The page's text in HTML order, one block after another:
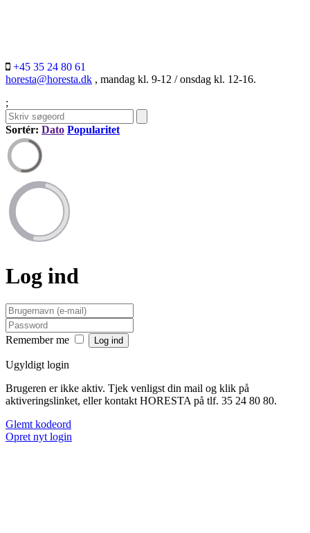
+45 35 24 80 61
horesta@horesta.dk , mandag kl. 9-12 / onsdag kl. 12-16.
;
Sortér: Dato Popularitet
Log ind
Remember me
Ugyldigt login
Brugeren er ikke aktiv. Tjek venligst din mail og klik på
aktiveringslinket, eller kontakt HORESTA på tlf. 35 24 80 80.
Glemt kodeord
Opret nyt login